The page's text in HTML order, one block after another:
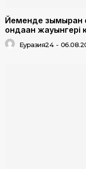
Йеменде зымыран
ондаған жауынгері
Еуразия24 -